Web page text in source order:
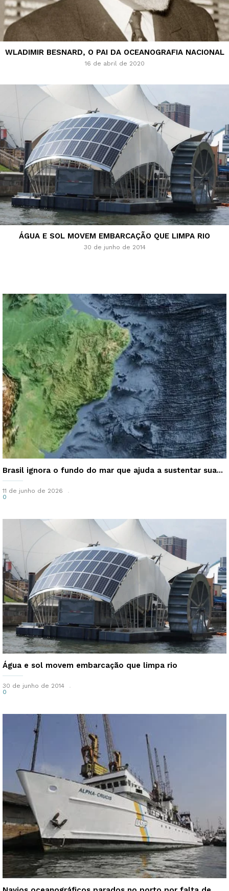
WLADIMIR BESNARD, O PAI DA OCEANOGRAFIA NACIONAL
16 de abril de 2020
ÁGUA E SOL MOVEM EMBARCAÇÃO QUE LIMPA RIO
30 de junho de 2014
Brasil ignora o fundo do mar que ajuda a sustentar sua...
11 de junho de 2026
0
Água e sol movem embarcação que limpa rio
30 de junho de 2014
0